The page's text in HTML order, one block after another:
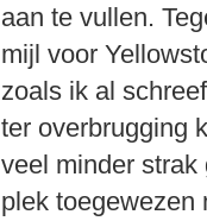
aan te vullen.
mijl voor
zoals ik al
ter overbrugging
veel minder strak
plek toegewezen